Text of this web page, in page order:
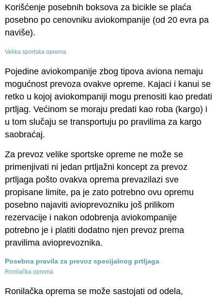
Korišćenje posebnih boksova za bicikle se plaća
posebno po cenovniku aviokompanije (od 20 evra pa
naviše).
Velika sportska oprema
Pojedine aviokompanije zbog tipova aviona nemaju
mogućnost prevoza ovakve opreme. Kajaci i kanui se
retko u kojoj aviokompaniji mogu prenositi kao predati
prtljag. Većinom se moraju predati kao roba (kargo) i
u tom slučaju se transportuju po pravilima za kargo
saobraćaj.
Za prevoz velike sportske opreme ne može se
primenjivati ni jedan prtljažni koncept za prevoz
prtljaga pošto ovakva oprema prevazilazi sve
propisane limite, pa je zato potrebno ovu opremu
posebno najaviti avioprevozniku još prilikom
rezervacije i nakon odobrenja aviokompanije
potrebno je i platiti dodatno njen prevoz prema
pravilima avioprevoznika.
Posebna pravila za prevoz specijalnog prtljaga
Ronilačka oprema
Ronilačka oprema se može sastojati od odela,